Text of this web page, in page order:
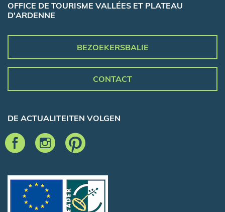
OFFICE DE TOURISME VALLÉES ET PLATEAU
D'ARDENNE
BEZOEKERSBALIE
CONTACT
DE ACTUALITEITEN VOLGEN